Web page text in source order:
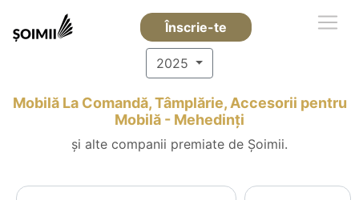
Înscrie-te
2025
Mobilă La Comandă, Tâmplărie, Accesorii pentru
Mobilă - Mehedinţi
și alte companii premiate de Șoimii.